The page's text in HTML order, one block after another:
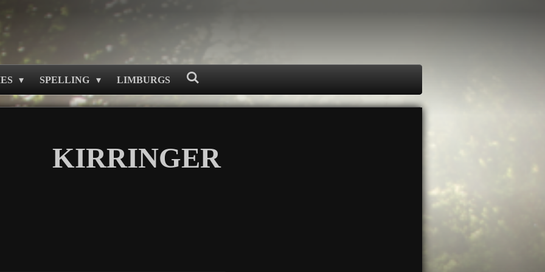
SPELLING LIMBURGS
KIRRINGER